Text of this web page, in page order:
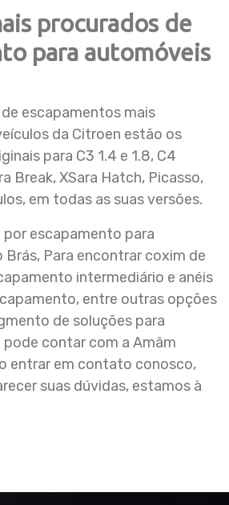
procurados de
para automóveis
escapamentos mais
da Citroen estão os
para C3 1.4 e 1.8, C4
Break, XSara Hatch, Picasso,
em todas as suas versões.
escapamento para
Para encontrar coxim de
intermediário e anéis
entre outras opções
de soluções para
contar com a Amâm
entrar em contato conosco,
suas dúvidas, estamos à